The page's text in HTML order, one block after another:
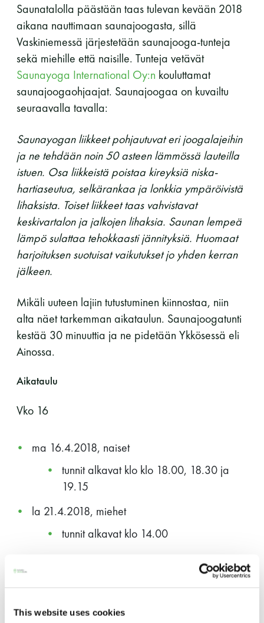
This website uses cookies
-Naisten päivät ovat maanantai ja
torstai
-Miesten päivät tiistai, keskiviikko,
perjantai ja lauantai
-Kuukauden ensimmäinen lauantai on on
jaettu lauantai
Hinnasto
Vieras jäsenen seurassa
25 €
Jäsenen lapsi 7-18 v.
6 €
Lapsi alle 7 v.
11 saunomiskerran kortti
3kk kortti - M / N
(saunojen aukioloaikana)
Saunatalolla päästään taas tulevan kevään 2018
aikana nauttimaan saunajoogasta, sillä
Vaskiniemessä järjestetään saunajooga-tunteja
sekä miehille että naisille. Tunteja vetävät
Saunayoga International Oy:n kouluttamat
saunajoogaohjaajat. Saunajoogaa on kuvailtu
seuraavalla tavalla:
Saunayogan liikkeet pohjautuvat eri joogalajeihin
ja ne tehdään noin 50 asteen lämmössä lauteilla
istuen. Osa liikkeistä poistaa kireyksiä niska-
hartiaseutua, selkärankaa ja lonkkia ympäröivistä
lihaksista. Toiset liikkeet taas vahvistavat
keskivartalon ja jalkojen lihaksia. Saunan lempeä
lämpö sulattaa tehokkaasti jännityksiä. Huomaat
harjoituksen suotuisat vaikutukset jo yhden kerran
jälkeen.
Mikäli uuteen lajiin tutustuminen kiinnostaa, niin
alta näet tarkemman aikataulun. Saunajoogatunti
kestää 30 minuuttia ja ne pidetään Ykkösessä eli
Ainossa.
Aikataulu
Vko 16
ma 16.4.2018, naiset
tunnit alkavat klo klo 18.00, 18.30 ja
19.15
la 21.4.2018, miehet
tunnit alkavat klo 14.00